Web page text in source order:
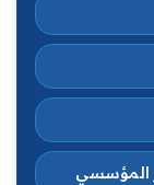
المؤسسي